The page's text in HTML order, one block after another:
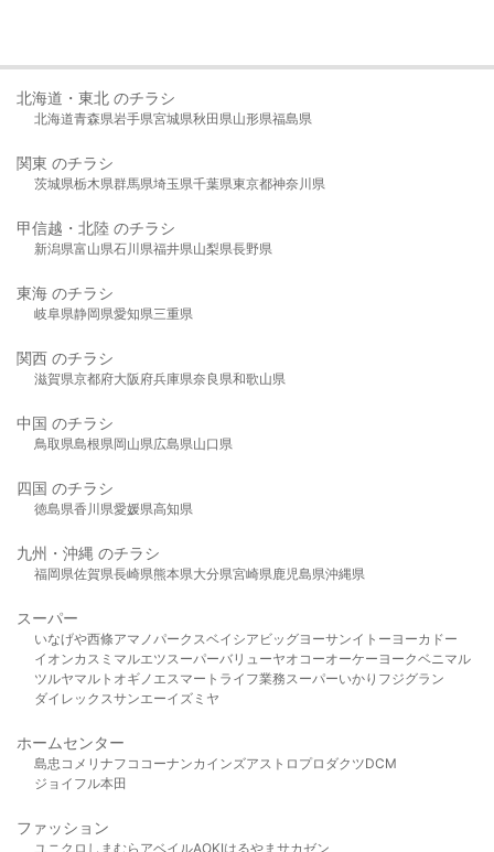
北海道・東北 のチラシ
北海道青森県岩手県宮城県秋田県山形県福島県
関東 のチラシ
茨城県栃木県群馬県埼玉県千葉県東京都神奈川県
甲信越・北陸 のチラシ
新潟県富山県石川県福井県山梨県長野県
東海 のチラシ
岐阜県静岡県愛知県三重県
関西 のチラシ
滋賀県京都府大阪府兵庫県奈良県和歌山県
中国 のチラシ
鳥取県島根県岡山県広島県山口県
四国 のチラシ
徳島県香川県愛媛県高知県
九州・沖縄 のチラシ
福岡県佐賀県長崎県熊本県大分県宮崎県 鹿児島県沖縄県
スーパー
いなげや西條アマノパークスベイシア ビッグヨーサンイトーヨーカドー
イオンカスミ マルエツ スーパーバリューヤオコーオーケー ヨークベニマル
ツルヤマルト オギノ エスマート ライフ業務スーパーいかり フジグラン
ダイレックスサンエーイズミヤ
ホームセンター
島忠 コメリ ナフコ コーナンカインズアストロプロダクツDCM
ジョイフル本田
ファッション
ユニクロ しまむら アベイルAOKIはるやま サカゼン